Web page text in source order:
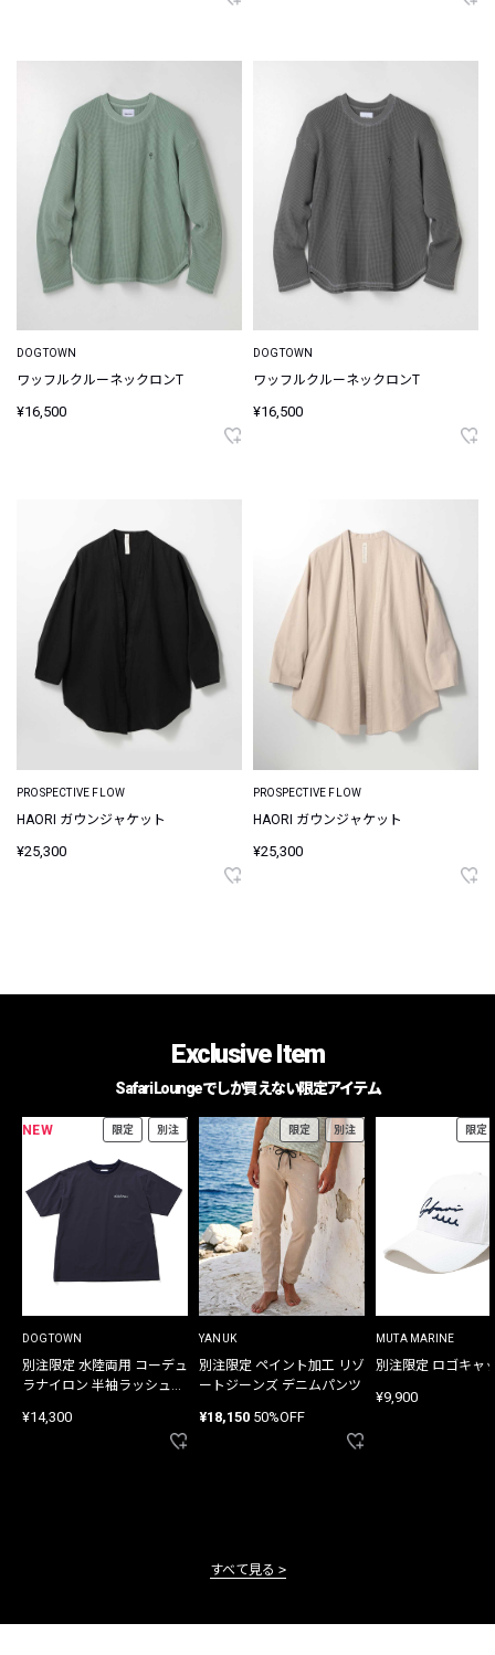
DOGTOWN
ワッフルクルーネックロンT
¥16,500
DOGTOWN
ワッフルクルーネックロンT
¥16,500
PROSPECTIVE FLOW
HAORI ガウンジャケット
¥25,300
PROSPECTIVE FLOW
HAORI ガウンジャケット
¥25,300
Exclusive Item
Safari Loungeでしか買えない限定アイテム
NEW 限定 別注
DOGTOWN
別注限定 水陸両用 コーデュ
ラナイロン 半袖ラッシュガ
¥14,300
限定 別注
YANUK
別注限定 ペイント加工 リゾ
ートジーンズ デニムパンツ
¥18,150 50%OFF
限定
MUTA MARINE
別注限定 ロゴキャ
¥9,900
すべて見る